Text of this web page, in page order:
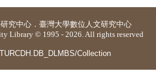
究中心 ． 臺灣大學數位人文研究中心
Library © 1995 - 2026. All rights reserved
Collection